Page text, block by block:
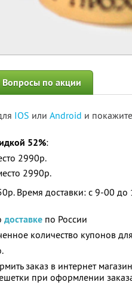
Вопросы по акции
IOS или Android и
52%:
2990р.
2990р.
Время доставки: с 9-00
доставке по России
количество купонов
заказ в интернет
при оформлении